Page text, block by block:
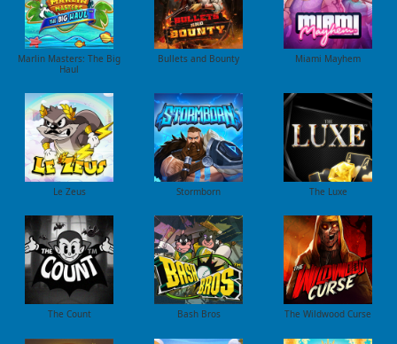
Marlin Masters: The Big
Haul
Bullets and Bounty Miami Mayhem
Le Zeus Stormborn The Luxe
The Count Bash Bros The Wildwood Curse